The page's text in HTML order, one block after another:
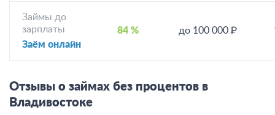
Займы до
зарплаты
Заём онлайн
84 % до 100 000 ₽
Отзывы о займах без процентов в
Владивостоке